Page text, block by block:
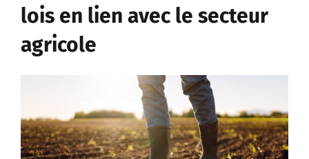
lois en lien avec le secteur
agricole